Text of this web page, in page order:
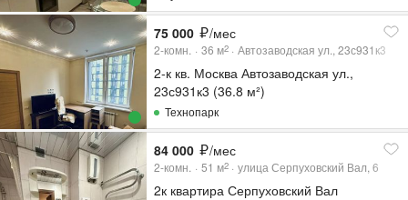
75 000 /мес
2-комн. 36 м2 Автозаводская ул., 23с931к3
2-к кв. Москва Автозаводская ул.,
23с931к3 (36.8 м²)
Технопарк
84 000 /мес
2-комн. 51 м2 улица Серпуховский Вал, 6
2к квартира Серпуховский Вал